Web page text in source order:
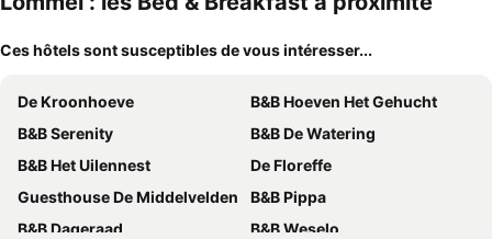
Ces hôtels sont susceptibles de vous intéresser...
De Kroonhoeve
B&B Hoeven Het Gehucht
B&B Serenity
B&B De Watering
B&B Het Uilennest
De Floreffe
Guesthouse De Middelvelden
B&B Pippa
B&B Dageraad
B&B Weselo